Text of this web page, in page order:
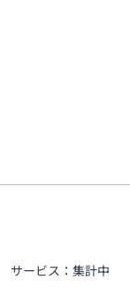
サービス：集計中